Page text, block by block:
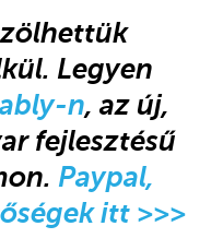
Legyen
n, az új,
fejlesztésű
Paypal,
itt >>>